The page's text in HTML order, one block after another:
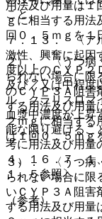
こと。
７．１３． 〈ア
激性、興奮に起因
度以上のＣＹＰ２
及び／又は中程度
ル、クラリスロマ
血漿中濃度が上昇
能な限り避けるこ
考に用法及び用量
４、１６．７．１
１．５参照〕。
（参考）
用法及び用量は１
ｇに相当する用法
回０．５ｍｇを１
２）． 〈うつ病
られない場合に限
のＣＹＰ３Ａ阻害
する用法及び用量
２ｍｇに相当する
は１回０．５ｍｇ
３）． 〈うつ病
られない場合に限
いＣＹＰ３Ａ阻害
する用法及び用量